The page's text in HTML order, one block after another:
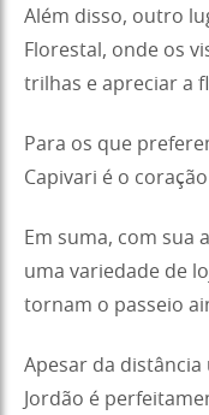
Além disso, outro
Florestal, onde os
trilhas e apreciar a
Para os que
Capivari é o
Em suma, com sua
uma variedade de
tornam o passeio
Apesar da
Jordão é